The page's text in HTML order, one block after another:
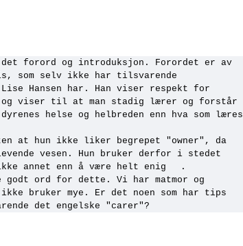
forord og introduksjon. Forordet er av
som selv ikke har tilsvarende
Lise Hansen har. Han viser respekt for
- og viser til at man stadig lærer og forstår
helse og helbreden enn hva som læres
at hun ikke liker begrepet "owner", da
vesen. Hun bruker derfor i stedet
annet enn å være helt enig
.
ord for dette. Vi har matmor og
bruker mye. Er det noen som har tips
det engelske "carer"?